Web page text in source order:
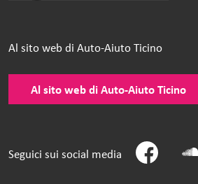
Al sito web di Auto-Aiuto Ticino
Al sito web di Auto-Aiuto Ticino
Seguici sui social media